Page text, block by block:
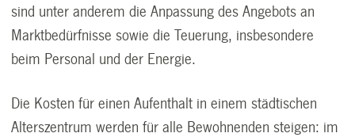
sind unter anderem die Anpassung des Angebots an
Marktbedürfnisse sowie die Teuerung, insbesondere
beim Personal und der Energie.
Die Kosten für einen Aufenthalt in einem städtischen
Alterszentrum werden für alle Bewohnenden steigen: im